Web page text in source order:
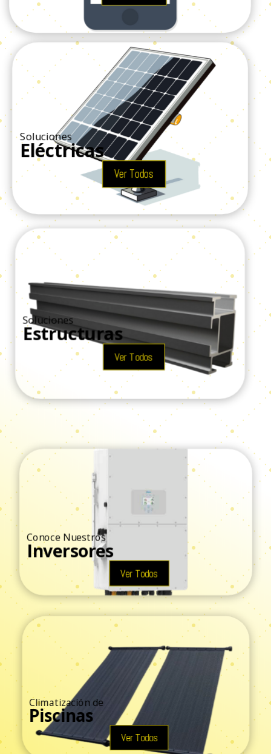
Soluciones
Eléctricas
Ver Todos
Soluciones
Estructuras
Ver Todos
Conoce Nuestros
Inversores
Ver Todos
Climatización de
Piscinas
Ver Todos